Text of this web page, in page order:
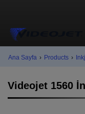
Ana Sayfa › Products ›
Videojet 1560